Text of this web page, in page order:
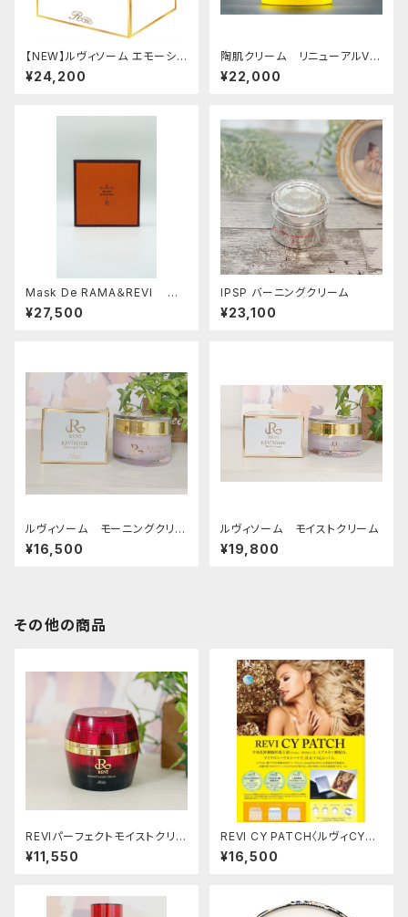
【NEW】ルヴィソーム エモーショ
ナルマスク（高濃度炭酸ガスパッ
ク）
¥24,200
陶肌クリーム リニューアルVe
r.
¥22,000
Mask De RAMA＆REVI ク
リームラッピングマスク
¥27,500
IPSP バーニングクリーム
¥23,100
ルヴィソーム モーニングクリー
ム
¥16,500
ルヴィソーム モイストクリーム
¥19,800
その他の商品
REVIパーフェクトモイストクリー
ム
¥11,550
REVI CY PATCH〈ルヴィCYパ
ッチ〉
¥16,500